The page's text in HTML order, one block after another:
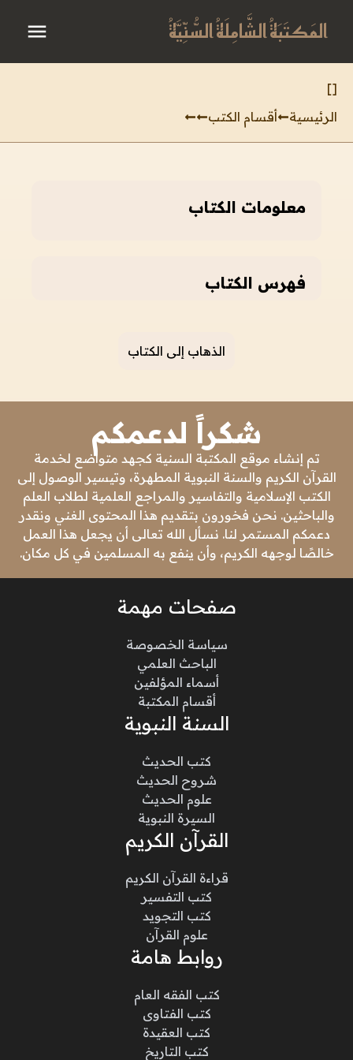
المَكتَبَةُ الشَّامِلَةُ السُّنِّيَّةُ
[
]
الرئيسية
أقسام الكتب
معلومات الكتاب
فهرس الكتاب
الذهاب إلى الكتاب
شكراً لدعمكم
تم إنشاء موقع المكتبة السنية كجهد متواضع لخدمة
القرآن الكريم والسنة النبوية المطهرة، وتيسير الوصول إلى
الكتب الإسلامية والتفاسير والمراجع العلمية لطلاب العلم
والباحثين. نحن فخورون بتقديم هذا المحتوى الغني ونقدر
دعمكم المستمر لنا. نسأل الله تعالى أن يجعل هذا العمل
خالصًا لوجهه الكريم، وأن ينفع به المسلمين في كل مكان.
صفحات مهمة
سياسة الخصوصة
الباحث العلمي
أسماء المؤلفين
أقسام المكتبة
السنة النبوية
كتب الحديث
شروح الحديث
علوم الحديث
السيرة النبوية
القرآن الكريم
قراءة القرآن الكريم
كتب التفسير
كتب التجويد
علوم القرآن
روابط هامة
كتب الفقه العام
كتب الفتاوى
كتب العقيدة
كتب التاريخ